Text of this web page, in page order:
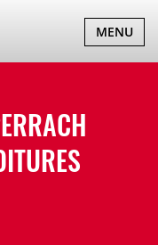
BASCULER
LA
MENU